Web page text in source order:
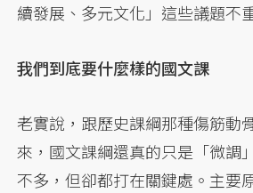
續發展、多元文化」這些議題不
我們到底要什麼樣的國文課
老實說，跟歷史課綱那種傷筋動
來，國文課綱還真的只是「微調
不多，但卻都打在關鍵處。主